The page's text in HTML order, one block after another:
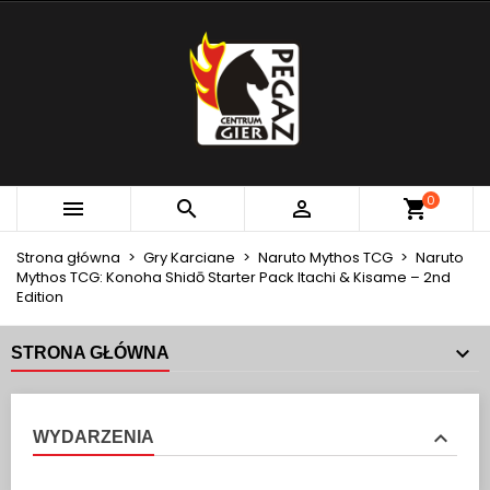
   0
Strona główna Gry Karciane Naruto Mythos TCG
Naruto
Mythos TCG: Konoha Shidō Starter Pack Itachi & Kisame – 2nd
Edition
STRONA GŁÓWNA
WYDARZENIA
MOJE LISTY ŻYCZEŃ
Utwórz nową listę
UTWÓRZ LISTĘ ŻYCZEŃ
Utwórz listę życzeń
ZALOGUJ SIĘ
MUSISZ BYĆ ZALOGOWANY BY ZAPISAĆ PRODUKTY
NA SWOJEJ LIŚCIE ŻYCZEŃ.
Anuluj Zaloguj się